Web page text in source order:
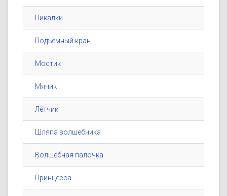
Пикалки
Подъёмный кран
Мостик
Мячик
Лётчик
Шляпа волшебника
Волшебная палочка
Принцесса